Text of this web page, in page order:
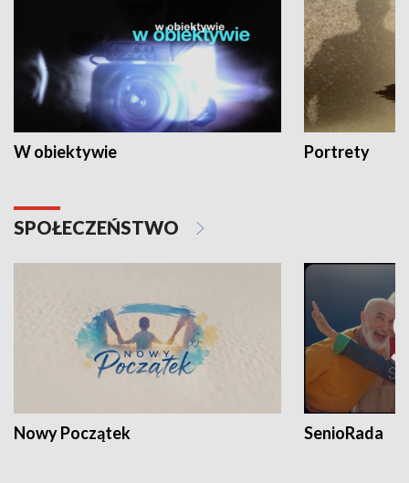
W obiektywie Portrety
SPOŁECZEŃSTWO
Nowy Początek SenioRada